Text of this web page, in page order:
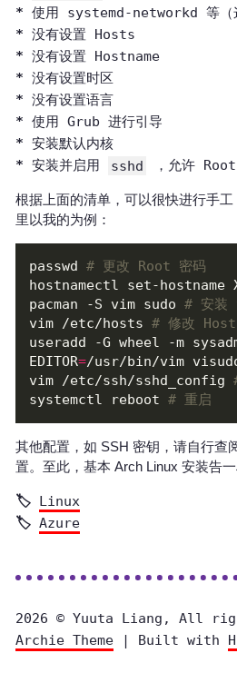
使用 systemd-networkd 等（
没有设置 Hosts
没有设置 Hostname
没有设置时区
没有设置语言
使用 Grub 进行引导
安装默认内核
安装并启用
sshd ，允许 Root
根据上面的清单，可以很快进行手
里以我的为例：
passwd # 更改 Root 密码
hostnamectl set-hostname
pacman -S vim sudo # 安装
vim /etc/hosts # 修改
useradd -G wheel -m
EDITOR=/usr/bin/vim
vim /etc/ssh/sshd_config
systemctl reboot # 重启
其他配置，如 SSH 密钥，请自行查
置。至此，基本 Arch Linux 安装告一
Linux
Azure
2026 © Yuuta Liang, All
Archie Theme | Built with